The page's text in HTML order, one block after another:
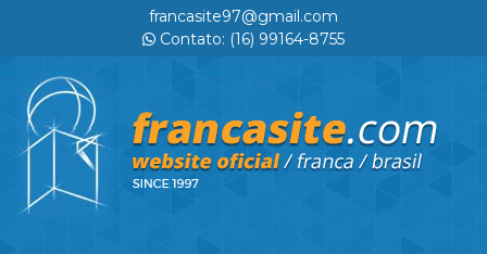
francasite97@gmail.com
Contato: (16) 99164-8755